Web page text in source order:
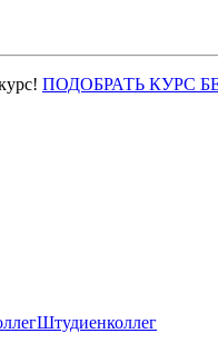
ПОДОБРАТЬ КУРС
Штудиенколлег